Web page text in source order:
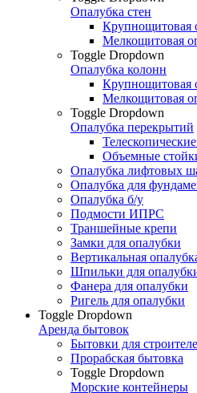
Опалубка стен
Крупнощитовая
Мелкощитовая
Toggle Dropdown
Опалубка колонн
Крупнощитовая
Мелкощитовая
Toggle Dropdown
Опалубка перекрытий
Объемные
Опалубка лифтовых
Опалубка для
Опалубка б/у
Подмости ИПРС
Траншейные крепи
Замки для опалубки
Вертикальная
Шпильки для
Фанера для опалубки
Ригель для опалубки
Toggle Dropdown
Аренда бытовок
Бытовки для
Прорабская бытовка
Toggle Dropdown
Морские контейнеры